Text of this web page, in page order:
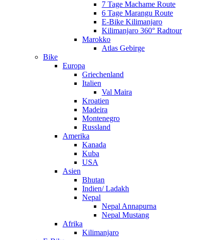
7 Tage Machame Route
6 Tage Marangu Route
E-Bike Kilimanjaro
Kilimanjaro 360° Radtour
Marokko
Atlas Gebirge
Bike
Europa
Griechenland
Italien
Val Maira
Kroatien
Madeira
Montenegro
Russland
Amerika
Kanada
Kuba
USA
Asien
Bhutan
Indien/ Ladakh
Nepal
Nepal Annapurna
Nepal Mustang
Afrika
Kilimanjaro